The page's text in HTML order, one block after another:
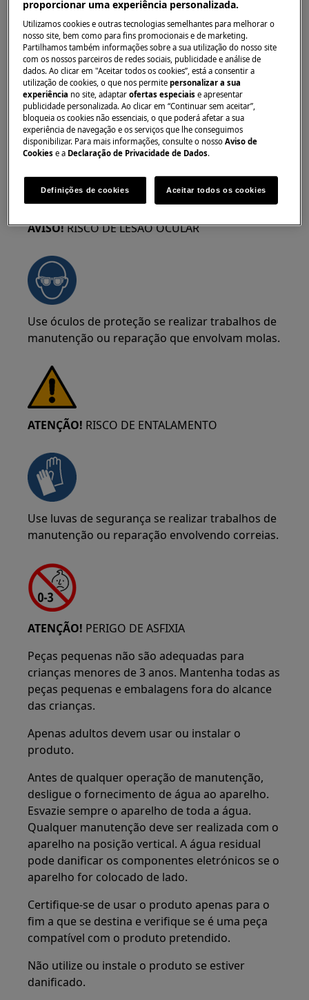
Tenha sempre cuidado ao mover
eletrodomésticos. Para os aparelhos pesados é
mais seguro que sejam duas pessoas a movê-
los. Utilize sempre luvas de proteção e calçado
de segurança. Use luvas de proteção em todos
os momentos para se proteger de cortes
provenientes de arestas afiadas.
AVISO!RISCO DE LESÃO OCULAR
Use óculos de proteção se realizar trabalhos de
manutenção ou reparação que envolvam molas.
ATENÇÃO! RISCO DE ENTALAMENTO
Use luvas de segurança se realizar trabalhos de
manutenção ou reparação envolvendo correias.
ATENÇÃO! PERIGO DE ASFIXIA
Peças pequenas não são adequadas para
crianças menores de 3 anos. Mantenha todas as
peças pequenas e embalagens fora do alcance
das crianças.
Apenas adultos devem usar ou instalar o
produto.
Antes de qualquer operação de manutenção,
desligue o fornecimento de água ao aparelho.
Esvazie sempre o aparelho de toda a água.
Qualquer manutenção deve ser realizada com o
aparelho na posição vertical. A água residual
pode danificar os componentes eletrónicos se o
aparelho for colocado de lado.
Certifique-se de usar o produto apenas para o
fim a que se destina e verifique se é uma peça
compatível com o produto pretendido.
Não utilize ou instale o produto se estiver
danificado.
proporcionar uma experiência personalizada.
Utilizamos cookies e outras tecnologias semelhantes para melhorar o
nosso site, bem como para fins promocionais e de marketing.
Partilhamos também informações sobre a sua utilização do nosso site
com os nossos parceiros de redes sociais, publicidade e análise de
dados. Ao clicar em "Aceitar todos os cookies”, está a consentir a
utilização de cookies, o que nos permitepersonalizar a sua
experiência no site, adaptarofertas especiaise apresentar
publicidade personalizada. Ao clicar em “Continuar sem aceitar”,
bloqueia os cookies não essenciais, o que poderá afetar a sua
experiência de navegação e os serviços que lhe conseguimos
disponibilizar. Para mais informações, consulte o nossoAviso de
Cookies e a Declaração de Privacidade de Dados.
Definições de cookies Aceitar todos os cookies